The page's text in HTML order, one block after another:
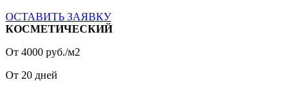
ОСТАВИТЬ ЗАЯВКУ
КОСМЕТИЧЕСКИЙ
От 4000 руб./м2
От 20 дней